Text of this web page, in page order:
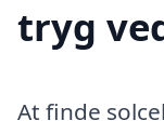
tryg
At finde